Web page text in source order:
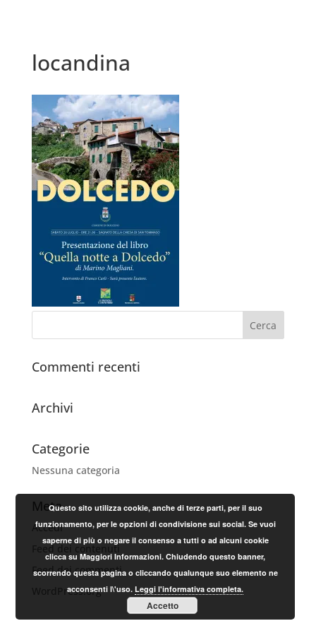
locandina
Commenti recenti
Archivi
Categorie
Nessuna categoria
Meta
Accedi
Feed dei contenuti
Feed dei commenti
WordPress.org
Questo sito utilizza cookie, anche di terze parti, per il suo
funzionamento, per le opzioni di condivisione sui social. Se vuoi
saperne di più o negare il consenso a tutti o ad alcuni cookie
clicca su Maggiori Informazioni. Chiudendo questo banner,
scorrendo questa pagina o cliccando qualunque suo elemento ne
acconsenti l\'uso.Leggi l'informativa completa.
Accetto